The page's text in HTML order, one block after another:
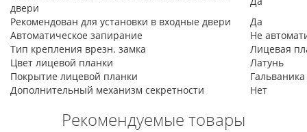
двери
Рекомендован для установки в входные двери
Да
Автоматическое запирание
Не
Тип крепления врезн. замка
Лицевая
Цвет лицевой планки
Латунь
Покрытие лицевой планки
Гальваника
Дополнительный механизм секретности
Нет
Рекомендуемые товары